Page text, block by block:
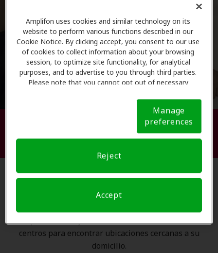
Amplifon uses cookies and similar technology on its
website to perform various functions described in our
Cookie Notice. By clicking accept, you consent to our use
of cookies to collect information about your browsing
session, to optimize site functionality, for analytical
purposes, and to advertise to you through third parties.
Please note that you cannot opt out of necessary
Notice (link here below). If you are using an opt-out
preference signal, we will honor that signal. Cookie
Manage
preferences
Reject
Accept
Busque su centro de atención
auditiva.
Gracias a nuestra
, ningún proveedor de
centros para encontrar ubicaciones cercanas a su
domicilio.